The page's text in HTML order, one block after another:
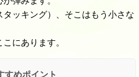
ッキング）、そこはもう小さな
にあります。
めポイント